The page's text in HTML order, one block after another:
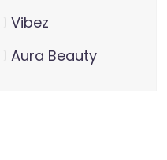
Vibez
Aura Beauty